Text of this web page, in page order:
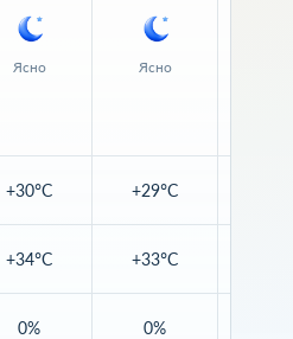
Ясно
+30°C
+34°C
0%
Ясно
+29°C
+33°C
0%